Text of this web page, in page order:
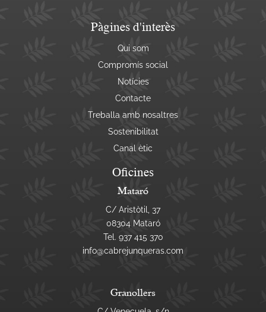
Pàgines d'interès
Qui som
Compromís social
Notícies
Contacte
Treballa amb nosaltres
Sostenibilitat
Canal ètic
Oficines
Mataró
C/ Aristòtil, 37
08304 Mataró
Tel. 937 415 370
info@cabrejunqueras.com
Granollers